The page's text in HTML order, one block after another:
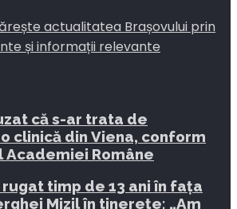
actualitatea Brașovului prin
și informații relevante
că s-ar trata de
clinică din Viena, conform
Academiei Române
timp de 13 ani în fața
Mizil în tinerețe: „Am